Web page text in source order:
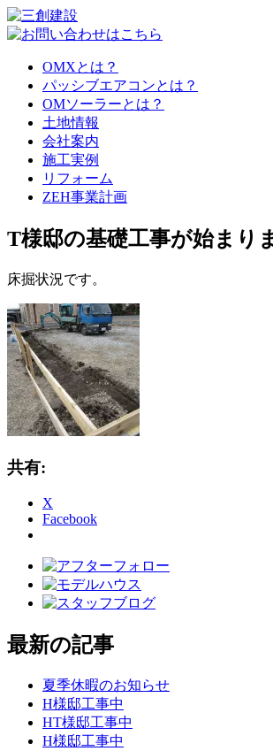
OMXとは？
パッシブエアコンとは？
OMソーラーとは？
土地情報
会社案内
施工実例
リフォーム
ZEH事業計画
T様邸の基礎工事が始まり
床掘状況です。
共有:
X
Facebook
最新の記事
夏季休暇のお知らせ
H様邸工事中
HT様邸工事中
H様邸工事中